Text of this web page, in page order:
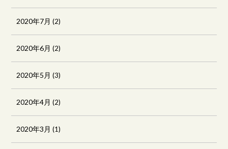
2020年7月 (2)
2020年6月 (2)
2020年5月 (3)
2020年4月 (2)
2020年3月 (1)